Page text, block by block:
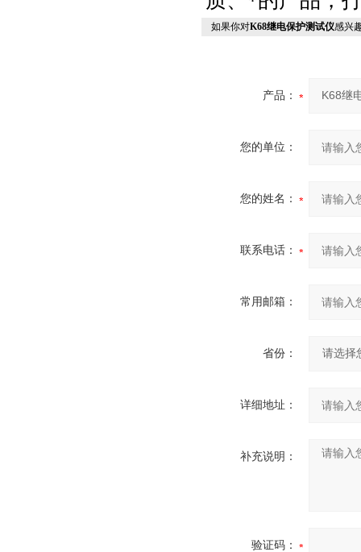
如果你对K68继电保护测试仪感兴
产品：
您的单位：
您的姓名：
联系电话：
常用邮箱：
省份：
详细地址：
补充说明：
验证码：